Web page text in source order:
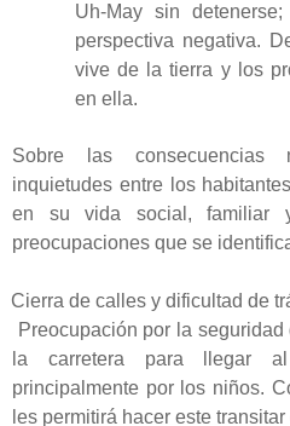
Uh-May sin
perspectiva negativa.
vive de la tierra y los
en ella.
Sobre las consecuencias
inquietudes entre los
en su vida social, familiar
preocupaciones que se
Cierra de calles y dificultad de
Preocupación por la
la carretera para llegar
principalmente por los niños.
les permitirá hacer este